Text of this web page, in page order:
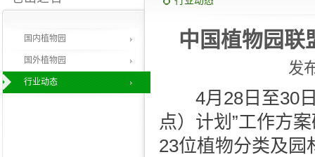
中国植物园联
发
4月28日至30日
点）计划”工作方
23位植物分类及园
国内植物园
国外植物园
行业动态